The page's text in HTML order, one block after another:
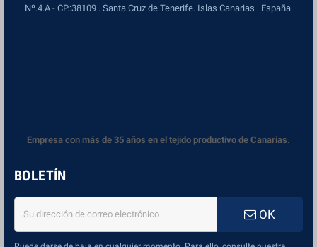
Nº.4.A - CP.:38109 . Santa Cruz de Tenerife. Islas Canarias . España.
Empresa con más de 35 años en el tejido productivo de Canarias.
BOLETÍN
OK